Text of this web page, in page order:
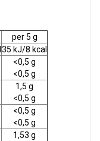
per 5 g
35 kJ/8 kcal
<0,5 g
<0,5 g
1,5 g
<0,5 g
<0,5 g
<0,5 g
1,53 g